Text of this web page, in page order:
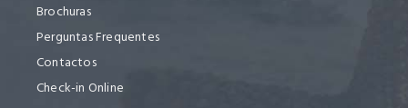
Brochuras
Perguntas Frequentes
Contactos
Check-in Online